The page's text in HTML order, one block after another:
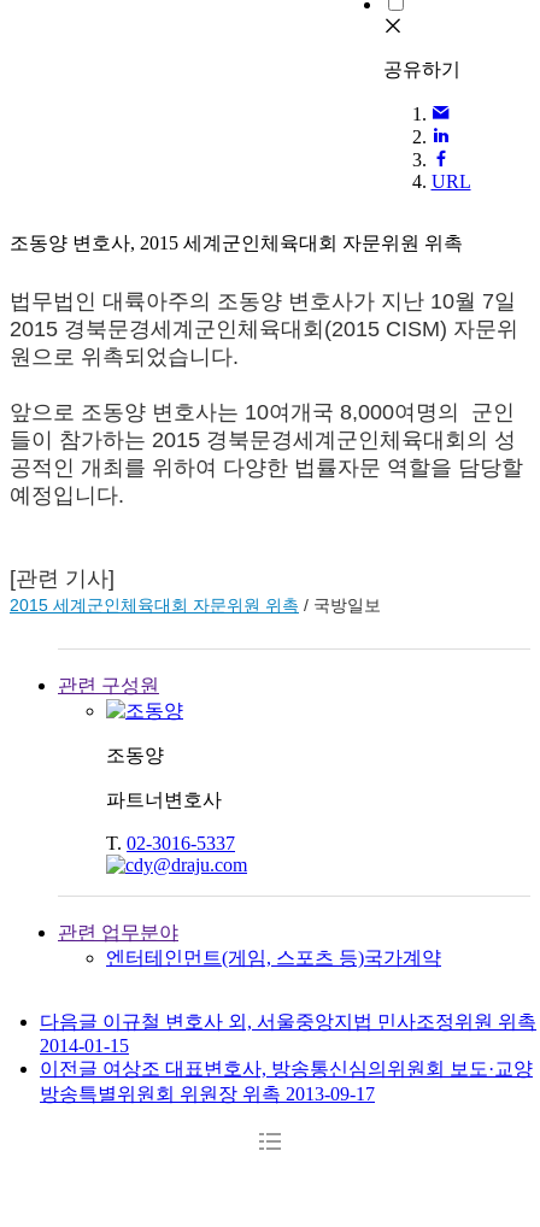
공유하기
URL
조동양 변호사, 2015 세계군인체육대회 자문위원 위촉
법무법인 대륙아주의 조동양 변호사가 지난 10월 7일
2015 경북문경세계군인체육대회(2015 CISM) 자문위
원으로 위촉되었습니다.
앞으로 조동양 변호사는 10여개국 8,000여명의 군인
들이 참가하는 2015 경북문경세계군인체육대회의 성
공적인 개최를 위하여 다양한 법률자문 역할을 담당할
예정입니다.
[관련 기사]
2015 세계군인체육대회 자문위원 위촉 / 국방일보
관련 구성원
조동양
파트너변호사
T. 02-3016-5337
관련 업무분야
엔터테인먼트(게임, 스포츠 등)국가계약
다음글 이규철 변호사 외, 서울중앙지법 민사조정위원 위촉
2014-01-15
이전글 여상조 대표변호사, 방송통신심의위원회 보도·교양
방송특별위원회 위원장 위촉 2013-09-17